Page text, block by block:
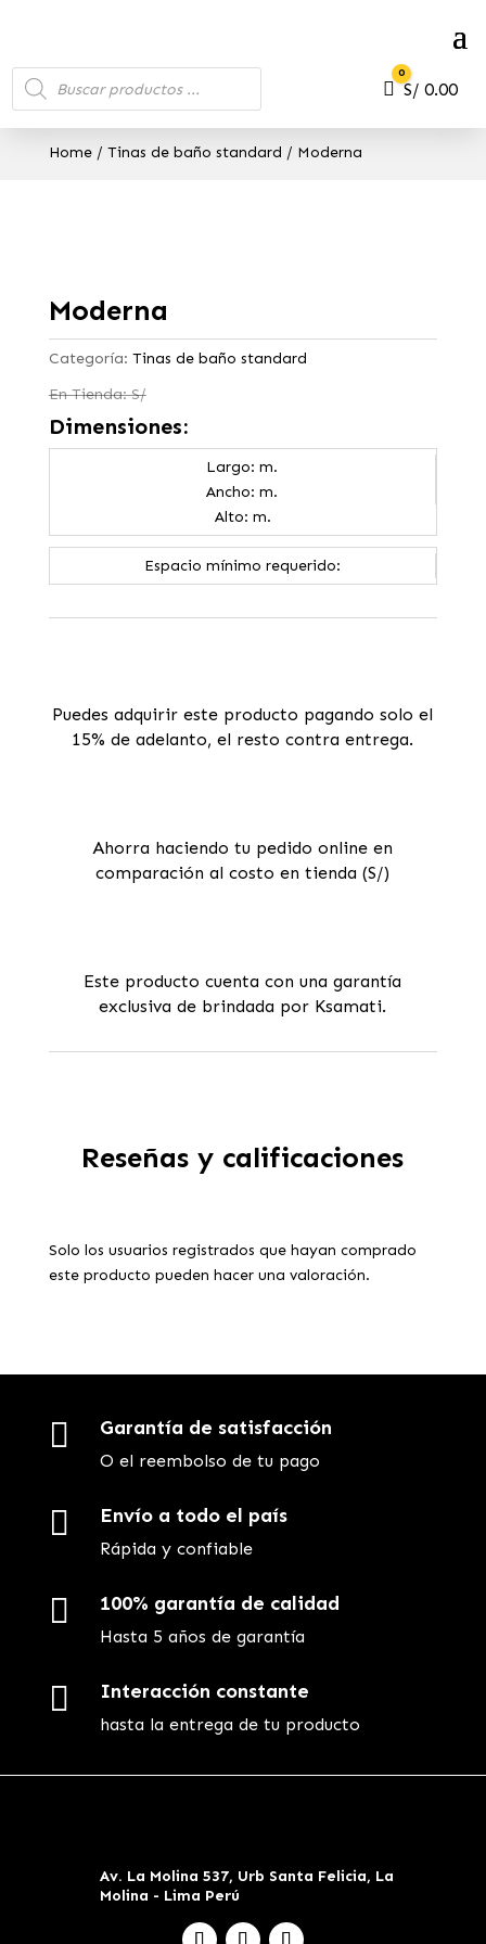
Búsqueda
de
productos
Carro
0
S/0.00
Home/ Tinas de baño standard / Moderna
Moderna
Categoría: Tinas de baño standard
En Tienda: S/
Dimensiones:
Largo: m.
Ancho: m.
Alto: m.
Espacio mínimo requerido:
Puedes adquirir este producto pagando solo el
15% de adelanto, el resto contra entrega.
Ahorra haciendo tu pedido online en
comparación al costo en tienda (S/)
Este producto cuenta con una garantía
exclusiva de brindada por Ksamati.
Reseñas y calificaciones
Solo los usuarios registrados que hayan comprado
este producto pueden hacer una valoración.
 Garantía de satisfacción
O el reembolso de tu pago
 Envío a todo el país
Rápida y confiable
 100% garantía de calidad
Hasta 5 años de garantía
 Interacción constante
hasta la entrega de tu producto
Av. La Molina 537, Urb Santa Felicia, La
Molina - Lima Perú